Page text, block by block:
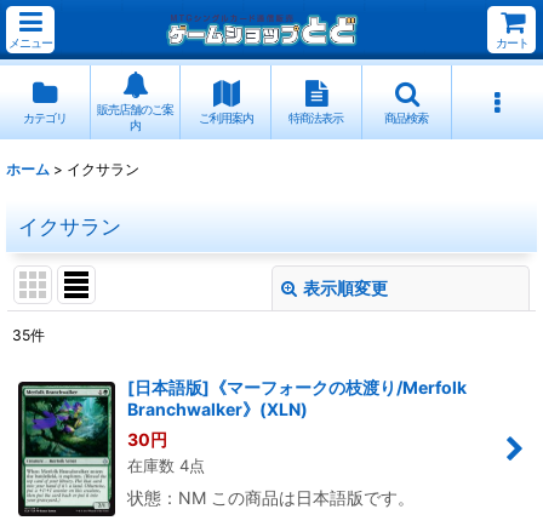
メニュー カート
カテゴリ
販売店舗のご案
内
ご利用案内 特商法表示 商品検索
ホーム > イクサラン
イクサラン
表示順変更
並び順:
絞り込む
35件
[日本語版]《マーフォークの枝渡り/Merfolk
Branchwalker》(XLN)
30円
在庫数 4点
状態：NM この商品は日本語版です。